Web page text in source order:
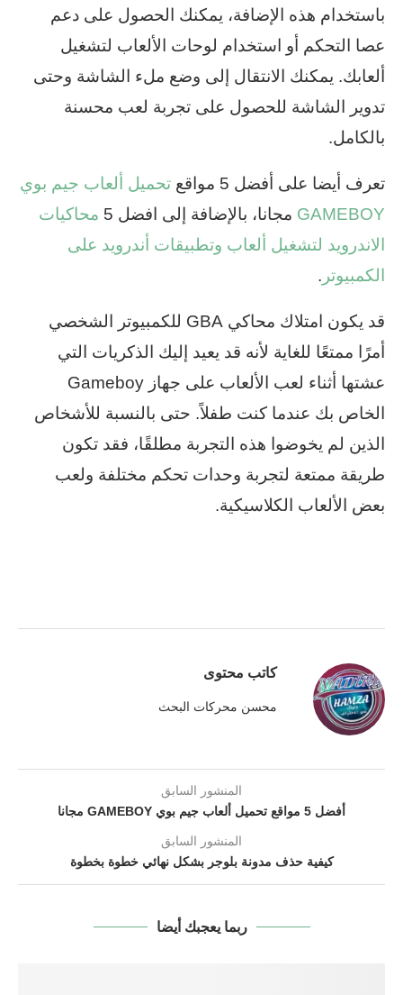
باستخدام هذه الإضافة، يمكنك الحصول على دعم
عصا التحكم أو استخدام لوحات الألعاب لتشغيل
ألعابك. يمكنك الانتقال إلى وضع ملء الشاشة وحتى
تدوير الشاشة للحصول على تجربة لعب محسنة
بالكامل.
تعرف أيضا على أفضل 5 مواقع
تحميل ألعاب جيم بوي
GAMEBOY مجانا، بالإضافة إلى افضل 5
محاكيات
الاندرويد لتشغيل ألعاب وتطبيقات أندرويد على
الكمبيوتر .
قد يكون امتلاك محاكي GBA للكمبيوتر الشخصي
أمرًا ممتعًا للغاية لأنه قد يعيد إليك الذكريات التي
عشتها أثناء لعب الألعاب على جهاز Gameboy
الخاص بك عندما كنت طفلاً. حتى بالنسبة للأشخاص
الذين لم يخوضوا هذه التجربة مطلقًا، فقد تكون
طريقة ممتعة لتجربة وحدات تحكم مختلفة ولعب
بعض الألعاب الكلاسيكية.
كاتب محتوى
محسن محركات البحث
المنشور السابق
أفضل 5 مواقع تحميل ألعاب جيم بوي GAMEBOY مجانا
المنشور السابق
كيفية حذف مدونة بلوجر بشكل نهائي خطوة بخطوة
ربما يعجبك أيضا